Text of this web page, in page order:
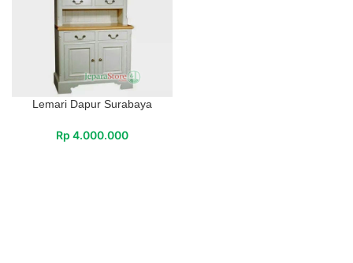
Lemari Dapur Surabaya
Rp 4.000.000